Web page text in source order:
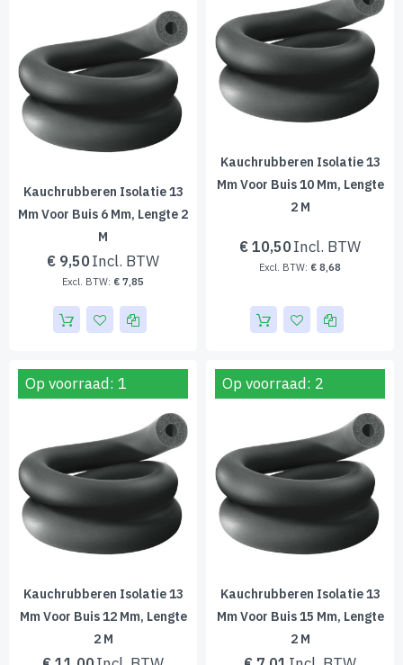
Kauchrubberen Isolatie 13
Mm Voor Buis 6 Mm, Lengte 2
M
€ 9,50
€ 7,85
Kauchrubberen Isolatie 13
Mm Voor Buis 10 Mm, Lengte
2 M
€ 10,50
€ 8,68
Op voorraad: 1
Kauchrubberen Isolatie 13
Mm Voor Buis 12 Mm, Lengte
2 M
Op voorraad: 2
Kauchrubberen Isolatie 13
Mm Voor Buis 15 Mm, Lengte
2 M